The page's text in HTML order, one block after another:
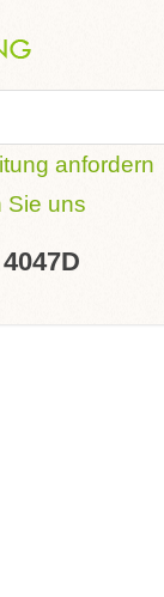
anfordern
Sie uns